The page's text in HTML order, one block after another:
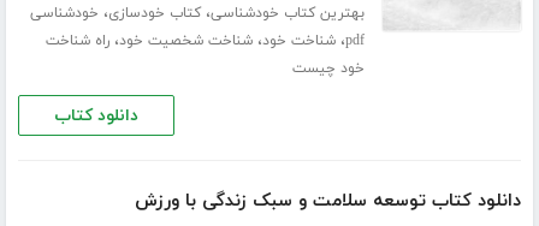
بهترین کتاب خودشناسی،کتاب خودسازی، خودشناسی
pdf،شناخت خود،شناخت شخصیت خود،راه شناخت
خود چیست
دانلود کتاب
دانلود کتاب توسعه سلامت و سبک زندگی با ورزش